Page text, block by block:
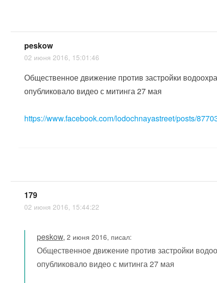
peskow
02 июня 2016, 15:01:46
Общественное движение против застройки
опубликовало видео с митинга 27 мая
https://www.facebook.com/lodochnayastreet/posts/
179
02 июня 2016, 15:44:22
peskow,2 июня 2016, писал:
Общественное движение против застройки
опубликовало видео с митинга 27 мая